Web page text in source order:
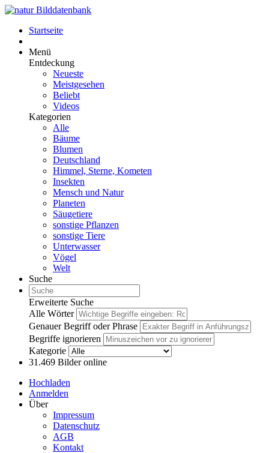
Startseite
Menü
Entdeckung
Neueste
Meistgesehen
Beliebt
Videos
Kategorien
Alle
Bäume
Blumen
Deutschland
Himmel, Sterne, Kometen
Insekten
Mensch und Natur
Planeten
Säugetiere
sonstige Pflanzen
sonstige Tiere
Unterwasser
Vögel
Welt
Suche
Erweiterte Suche
Alle Wörter
Genauer Begriff oder Phrase
Begriffe ignorieren
Kategorie
31.469 Bilder online
Hochladen
Anmelden
Über
Impressum
Datenschutz
AGB
Kontakt